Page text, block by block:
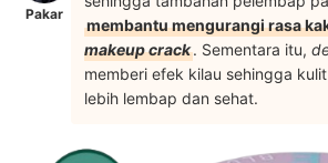
Pakar
membantu mengurangi rasa
makeup crack. Sementara itu,
memberi efek kilau sehingga
lebih lembap dan sehat.